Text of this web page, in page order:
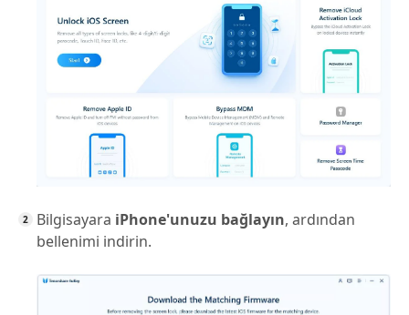
Bilgisayara iPhone'unuzu bağlayın, ardından
bellenimi indirin.